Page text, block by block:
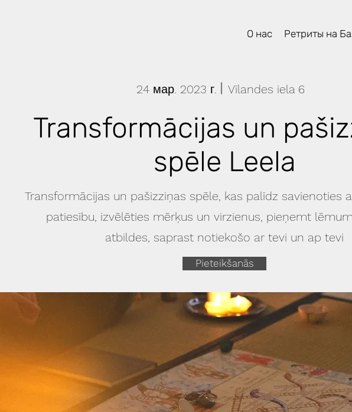
О нас Ретриты на
24 мар. 2023 г. Vīlandes iela 6
Transformācijas un
spēle Leela
Transformācijas un pašizziņas spēle, kas palīdz savienoties
patiesību, izvēlēties mērķus un virzienus, pieņemt
atbildes, saprast notiekošo ar tevi un ap tevi
Pieteikšanās